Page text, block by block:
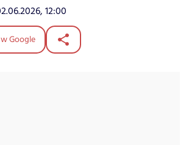
12:00
Google